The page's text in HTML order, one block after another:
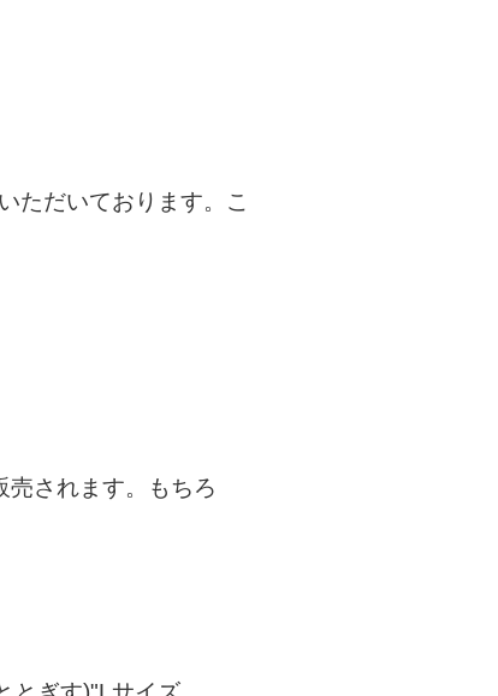
ただいております。こ
されます。もちろ